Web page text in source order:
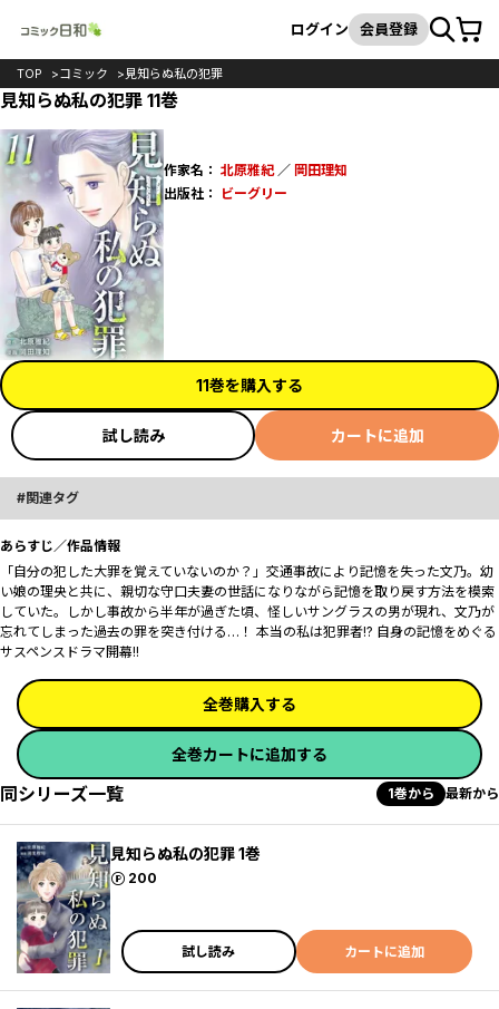
検索
ログイン 会員登録カート
TOP コミック 見知らぬ私の犯罪
見知らぬ私の犯罪 11巻
作家名： 北原雅紀／ 岡田理知
出版社：
ビーグリー
11巻を購入する
試し読み カートに追加
関連タグ
あらすじ／作品情報
「自分の犯した大罪を覚えていないのか？」――交通事故により記憶を失った文乃。幼
い娘の理央と共に、親切な守口夫妻の世話になりながら記憶を取り戻す方法を模索
していた。しかし事故から半年が過ぎた頃、怪しいサングラスの男が現れ、文乃が
忘れてしまった過去の罪を突き付ける…！ 本当の私は犯罪者!? 自身の記憶をめぐる
サスペンスドラマ開幕!!
全巻購入する
全巻カートに追加する
同シリーズ一覧 1巻から 最新から
見知らぬ私の犯罪 1巻
200
ポイント
試し読み カートに追加